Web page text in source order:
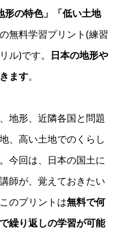
形の特色」「低い土地
の無料学習プリント(練習
ル)です。 日本の地形や
ます。
地形、近隣各国と問題
、高い土地でのくらし
今回は、日本の国土に
師が、覚えておきたい
のプリントは無料で何
繰り返しの学習が可能